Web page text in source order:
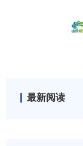
最新阅读